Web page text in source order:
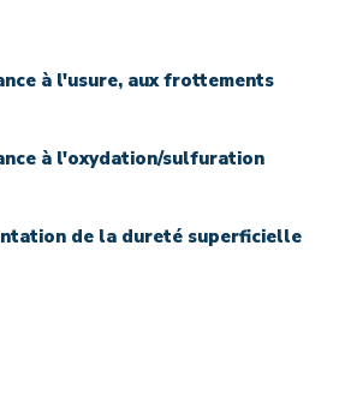
à l'usure, aux frottements
à l'oxydation/sulfuration
de la dureté superficielle